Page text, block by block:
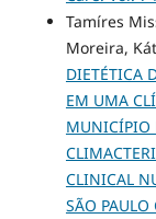
Tamíres
Moreira,
DIETÉTICA
EM UMA
MUNICÍPIO
CLINICAL
SÃO